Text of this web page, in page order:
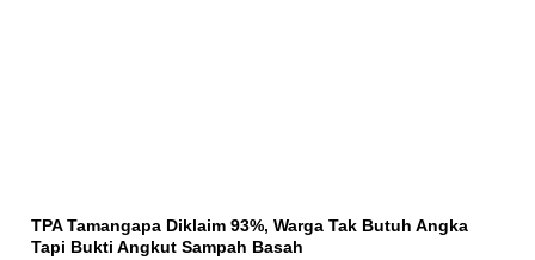
TPA Tamangapa Diklaim 93%, Warga Tak Butuh Angka
Tapi Bukti Angkut Sampah Basah